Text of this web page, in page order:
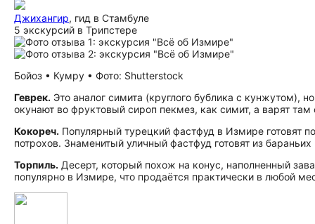
Джихангир, гид в Стамбуле
5 экскурсий в Трипстере
Бойоз • Кумру • Фото: Shutterstock
Геврек. Это аналог симита (круглого бублика с кунжутом),
окунают во фруктовый сироп пекмез, как симит, а варят
Кокореч. Популярный турецкий фастфуд в Измире готовят
потрохов. Знаменитый уличный фастфуд готовят из
Торпиль. Десерт, который похож на конус, наполненный
популярно в Измире, что продаётся практически в любой